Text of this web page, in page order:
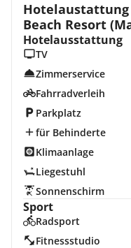
Beach Resort
Hotelausstattung
TV
Zimmerservice
Fahrradverleih
Parkplatz
für Behinderte
Klimaanlage
Liegestuhl
Sonnenschirm
Sport
Radsport
Fitnessstudio